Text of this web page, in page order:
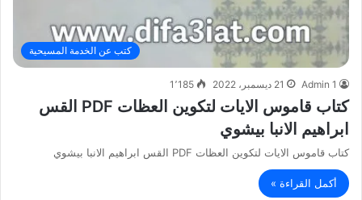
كتب عن الخدمة المسيحية
Admin 1 21 ديسمبر، 2022 1٬185
كتاب قاموس الايات لتكوين العظات PDF القس
ابراهيم الانبا بيشوي
كتاب قاموس الايات لتكوين العظات PDF القس ابراهيم الانبا بيشوي
أكمل القراءة »